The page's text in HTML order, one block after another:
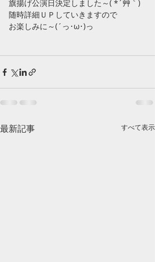
旗揚げ公演日決定しました～( *´艸｀)
随時詳細ＵＰしていきますので
お楽しみに～(´っ･ω･)っ
最新記事 すべて表示